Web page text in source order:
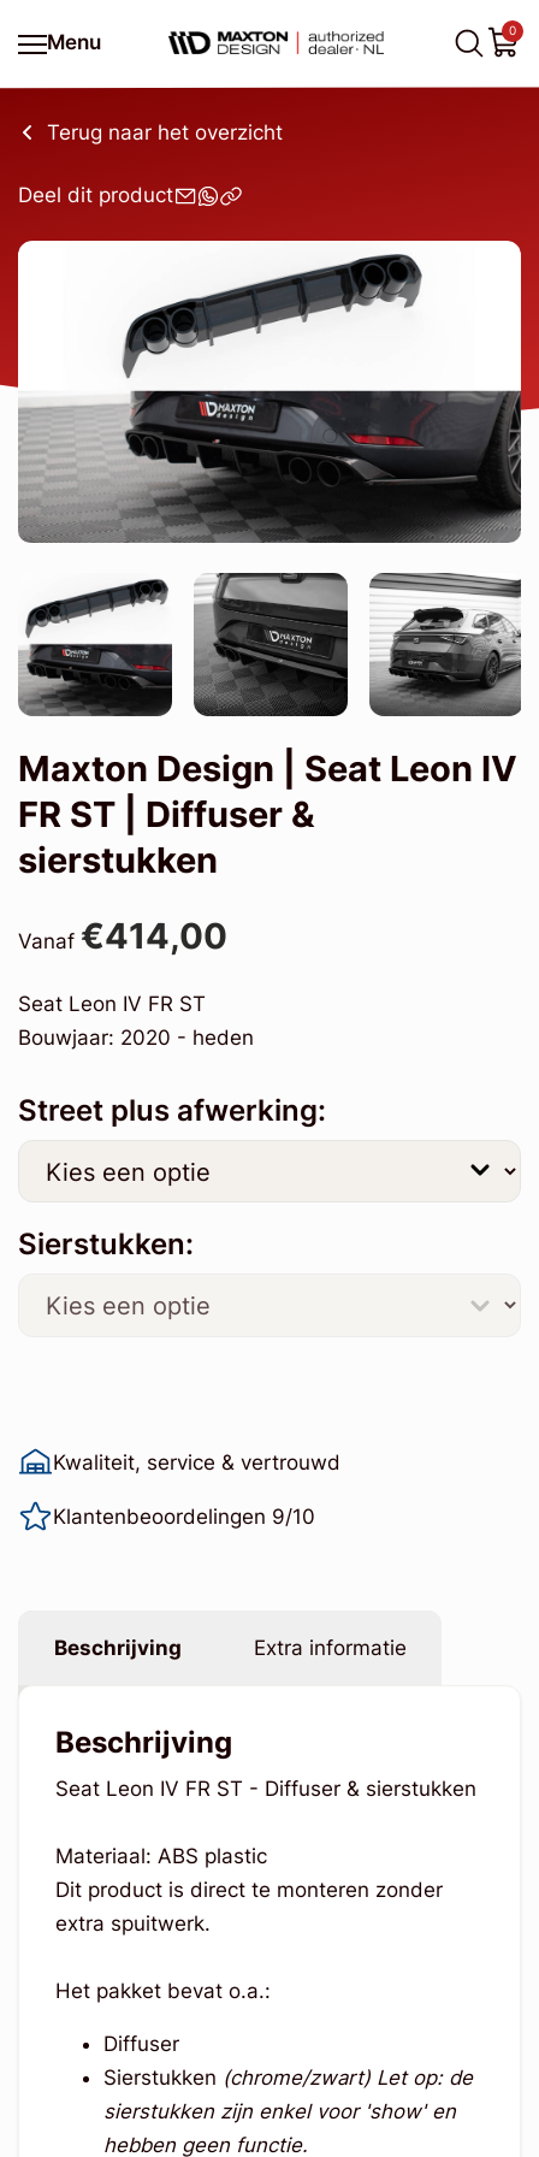
Menu
0
Terug naar het overzicht
Deel dit product
Maxton Design | Seat Leon IV
FR ST | Diffuser &
sierstukken
Vanaf €414,00
Seat Leon IV FR ST
Bouwjaar: 2020 - heden
Street plus afwerking:
Sierstukken:
Kwaliteit, service & vertrouwd
Klantenbeoordelingen 9/10
Beschrijving Extra informatie
Beschrijving
Seat Leon IV FR ST - Diffuser & sierstukken
Materiaal: ABS plastic
Dit product is direct te monteren zonder
extra spuitwerk.
Het pakket bevat o.a.:
Diffuser
Sierstukken (chrome/zwart) Let op: de
sierstukken zijn enkel voor 'show' en
hebben geen functie.